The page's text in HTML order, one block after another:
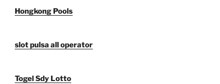
Hongkong Pools
slot pulsa all operator
Togel Sdy Lotto